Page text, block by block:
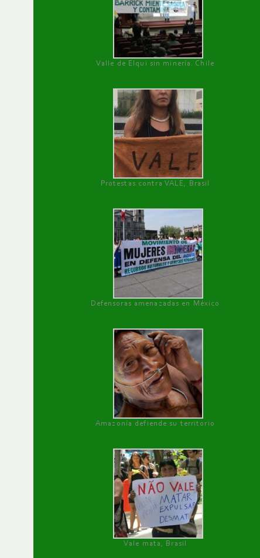
Valle de Elqui sin minería. Chile
Protestas contra VALE, Brasil
Defensoras amenazadas en México
Amazonía defiende su territorio
Vale mata, Brasil